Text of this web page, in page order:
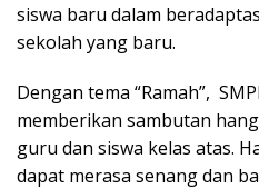
siswa baru dalam
sekolah yang baru.
Dengan tema “Ramah”,
memberikan sambutan
guru dan siswa kelas atas.
dapat merasa senang dan